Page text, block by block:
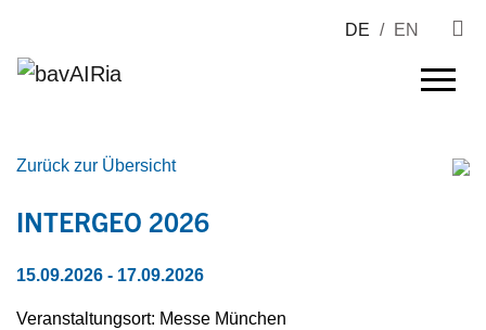
DE / EN
Zurück zur Übersicht
INTERGEO 2026
15.09.2026 - 17.09.2026
Veranstaltungsort: Messe München